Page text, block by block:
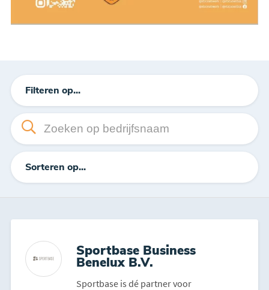
Filteren op...
Sorteren op...
Sportbase Business
Benelux B.V.
Sportbase is dé partner voor